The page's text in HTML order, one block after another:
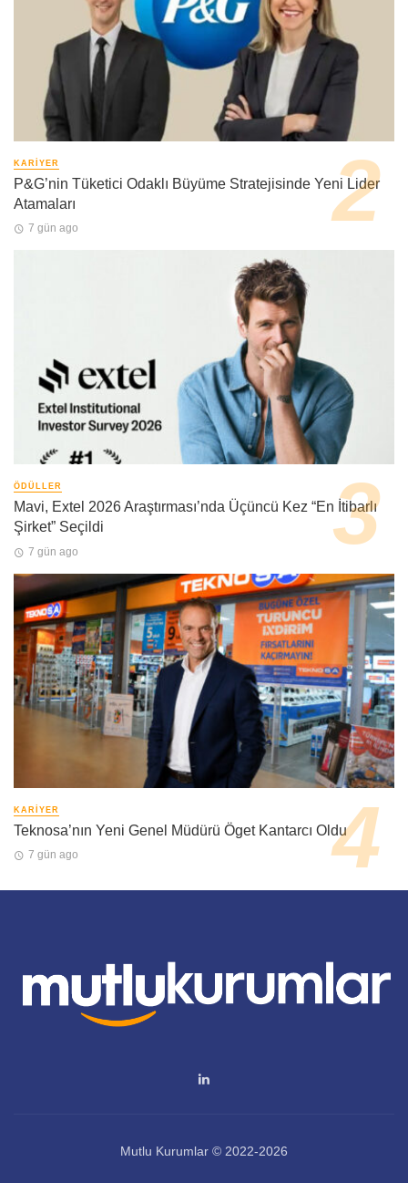
KARIYER
P&G’nin Tüketici Odaklı Büyüme Stratejisinde Yeni Lider
Atamaları
7 gün ago
ÖDÜLLER
Mavi, Extel 2026 Araştırması’nda Üçüncü Kez “En İtibarlı
Şirket” Seçildi
7 gün ago
KARIYER
Teknosa’nın Yeni Genel Müdürü Öget Kantarcı Oldu
7 gün ago
Mutlu Kurumlar © 2022-2026